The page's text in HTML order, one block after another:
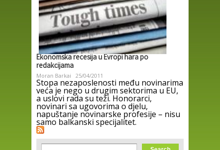
Ekonomska recesija u Evropi hara po
redakcijama
Moran Barkai 25/04/2011
Stopa nezaposlenosti među novinarima
veća je nego u drugim sektorima u EU,
a uslovi rada su teži. Honorarci,
novinari sa ugovorima o djelu,
napuštanje novinarske profesije – nisu
samo balkanski specijalitet.
Search